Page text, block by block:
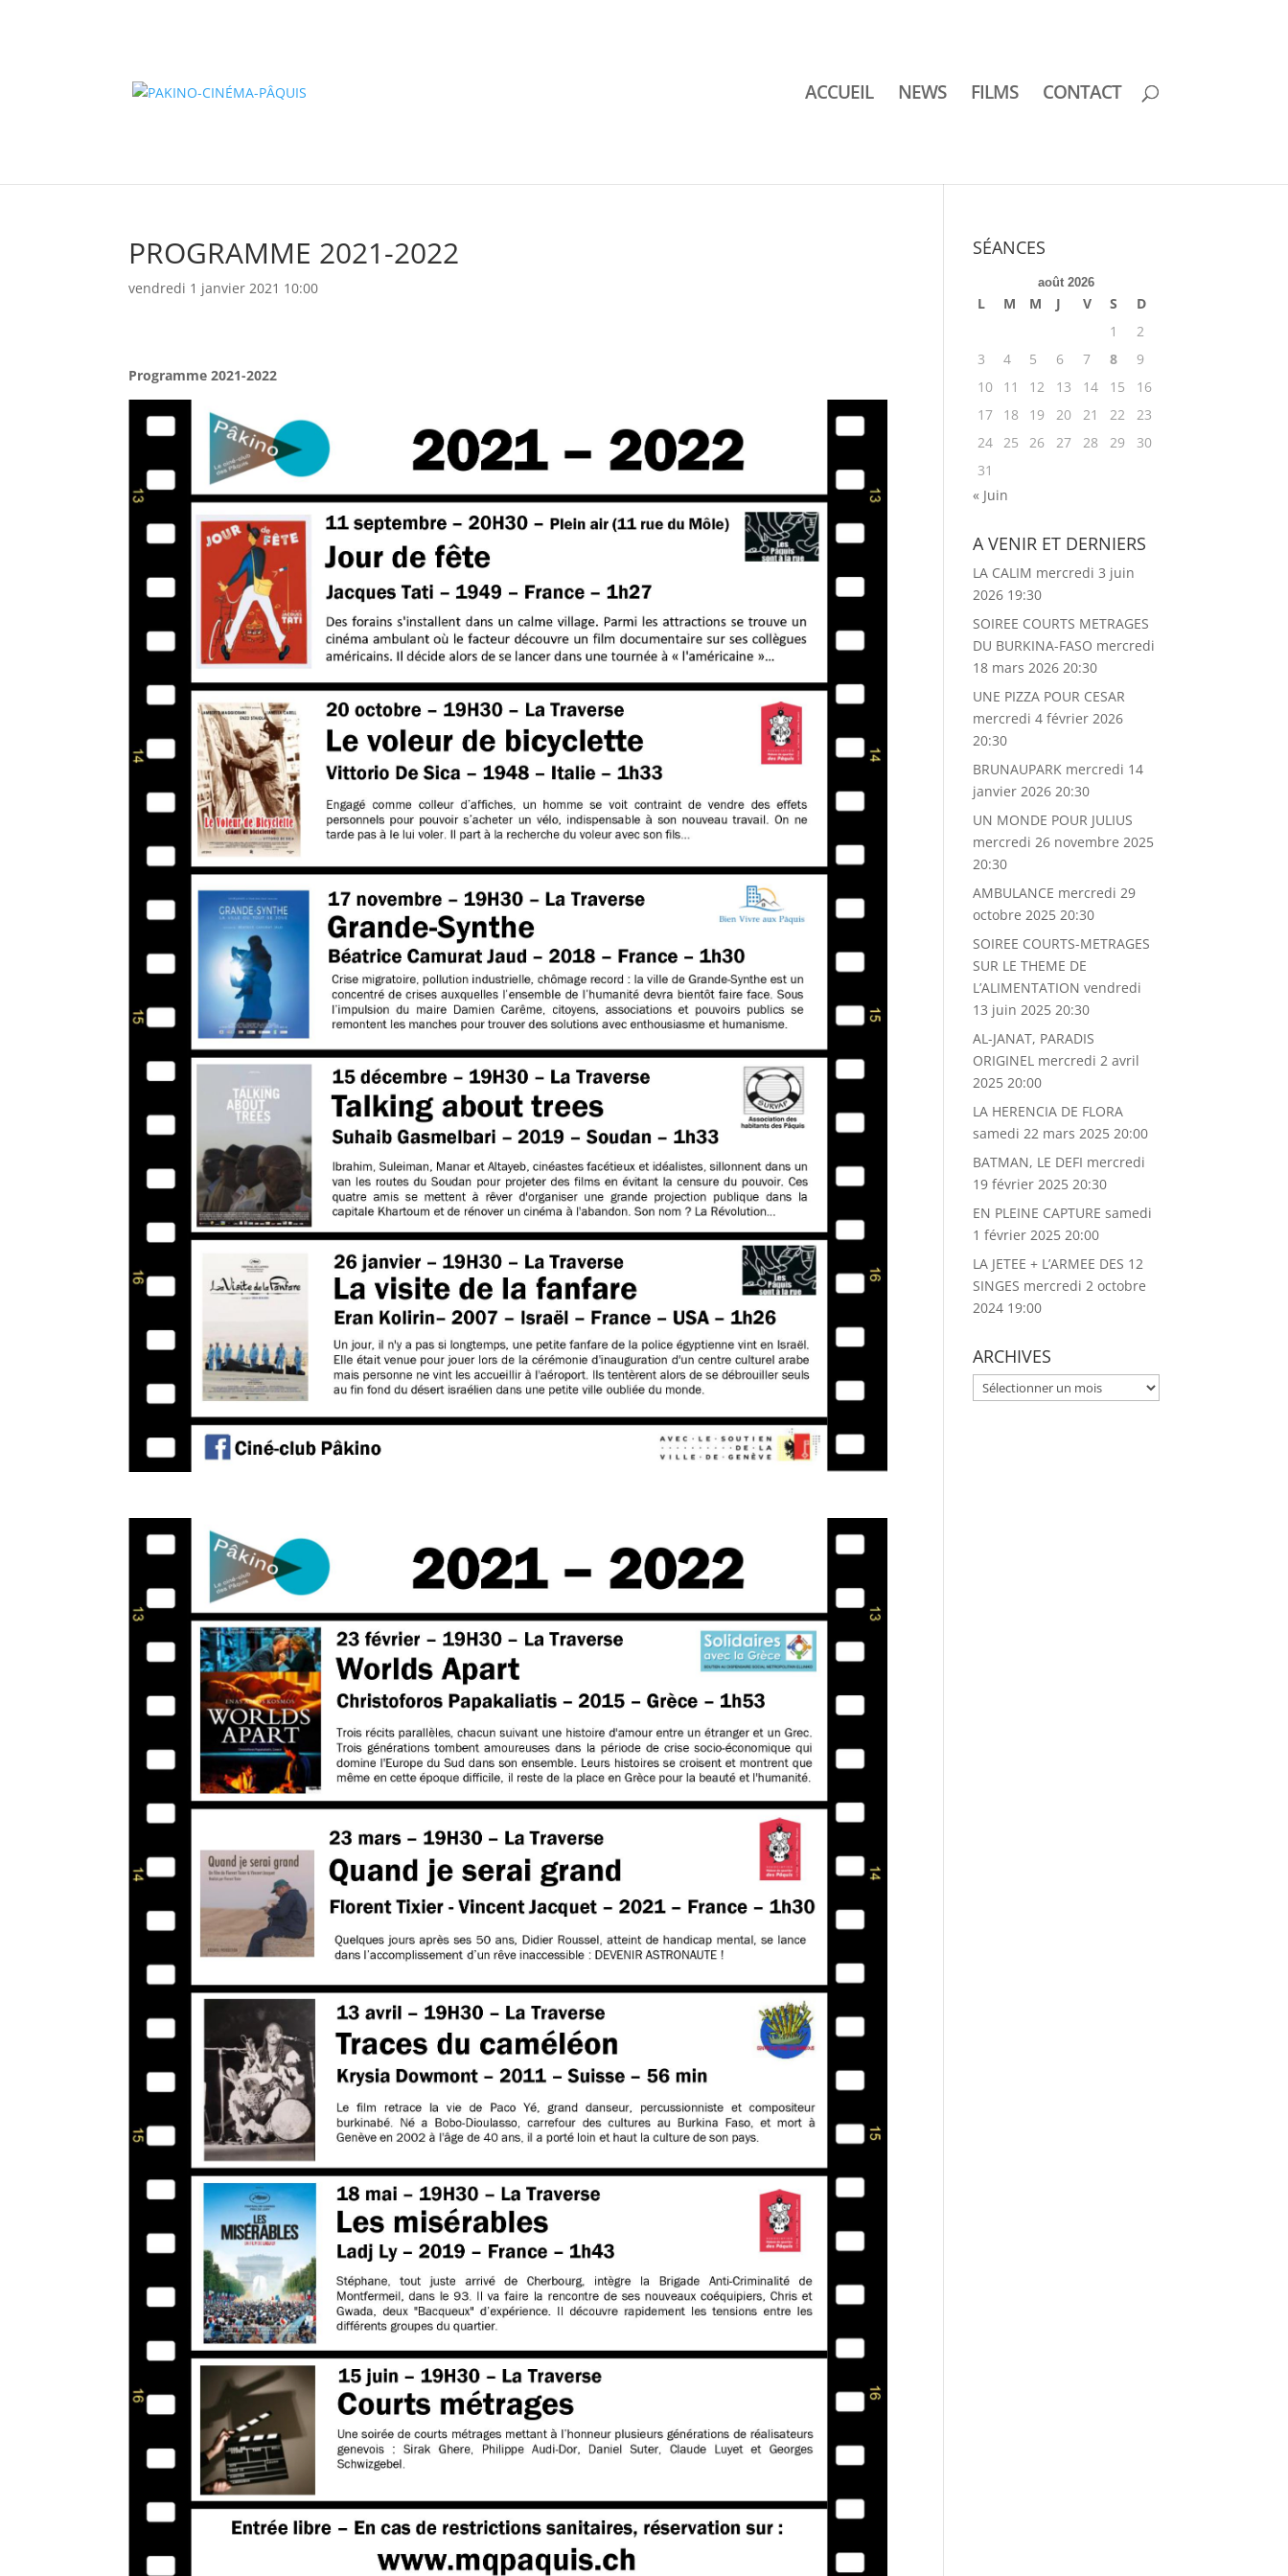
ACCUEIL NEWS FILMS CONTACT
PROGRAMME 2021-2022
vendredi 1 janvier 2021 10:00
Programme 2021-2022
SÉANCES
août 2026
L M M J V S
D
1
2
3
4 5 6 7 8
9
10
11 12 13 14 15
16
17
18 19 20 21 22
23
24 25 26 27 28 29
30
31
« Juin
A VENIR ET DERNIERS
LA CALIM mercredi 3 juin
2026 19:30
SOIREE COURTS METRAGES
DU BURKINA-FASO mercredi
18 mars 2026 20:30
UNE PIZZA POUR CESAR
mercredi 4 février 2026
20:30
BRUNAUPARK mercredi 14
janvier 2026 20:30
UN MONDE POUR JULIUS
mercredi 26 novembre 2025
20:30
AMBULANCE mercredi 29
octobre 2025 20:30
SOIREE COURTS-METRAGES
SUR LE THEME DE
L’ALIMENTATION vendredi
13 juin 2025 20:30
AL-JANAT, PARADIS
ORIGINEL mercredi 2 avril
2025 20:00
LA HERENCIA DE FLORA
samedi 22 mars 2025 20:00
BATMAN, LE DEFI mercredi
19 février 2025 20:30
EN PLEINE CAPTURE samedi
1 février 2025 20:00
LA JETEE + L’ARMEE DES 12
SINGES mercredi 2 octobre
2024 19:00
ARCHIVES
ARCHIVES